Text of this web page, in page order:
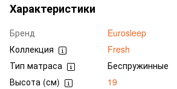
Характеристики
Бренд
Eurosleep
Коллекция
Fresh
Тип матраса
Беспружинные
Высота (см)
19